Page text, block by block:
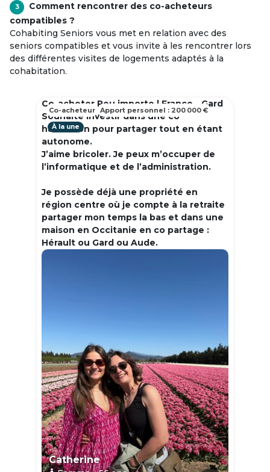
3
Comment rencontrer des co-acheteurs
compatibles ?
Cohabiting Seniors vous met en relation avec des
seniors compatibles et vous invite à les rencontrer lors
des différentes visites de logements adaptés à la
cohabitation.
Co-acheter Peu importe | France - Gard
Souhaite investir dans une co
habitation pour partager tout en étant
autonome.
J’aime bricoler. Je peux m’occuper de
l’informatique et de l’administration.
Je possède déjà une propriété en
région centre où je compte à la retraite
partager mon temps la bas et dans une
maison en Occitanie en co partage :
Hérault ou Gard ou Aude.
À la une
Catherine
Co-acheteur Apport personnel : 200 000 €